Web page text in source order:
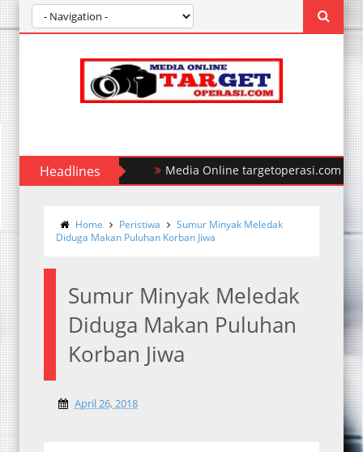
Headlines Media Online targetoperasi.com
Home Peristiwa
Sumur Minyak Meledak
Diduga Makan Puluhan Korban Jiwa
Sumur Minyak Meledak
Diduga Makan Puluhan
Korban Jiwa
April 26, 2018